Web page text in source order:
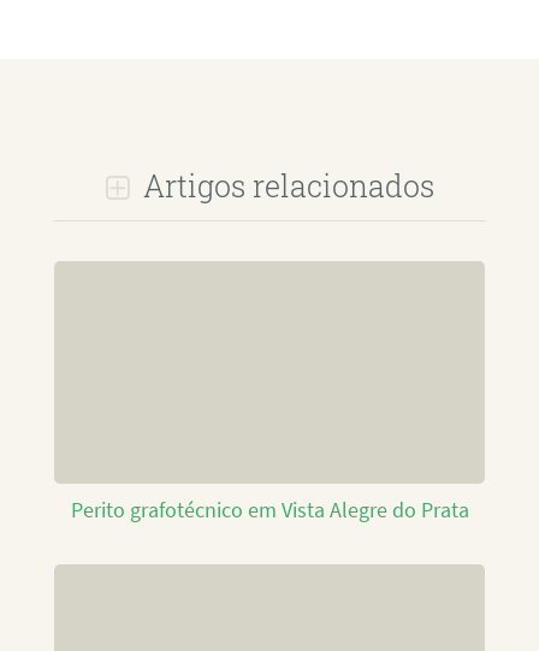
Artigos relacionados
Perito grafotécnico em Vista Alegre do Prata